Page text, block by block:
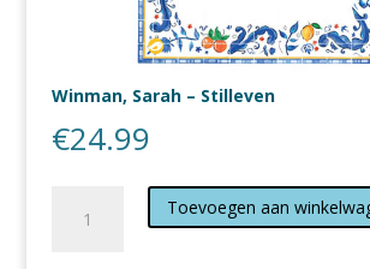
Winman, Sarah – Stilleven
€24.99
Sarah
Toevoegen aan